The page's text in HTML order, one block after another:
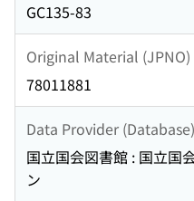
GC135-83
Original Material (JPNO)
78011881
Data Provider (Database)
国立国会図書館 : 国立国
ン